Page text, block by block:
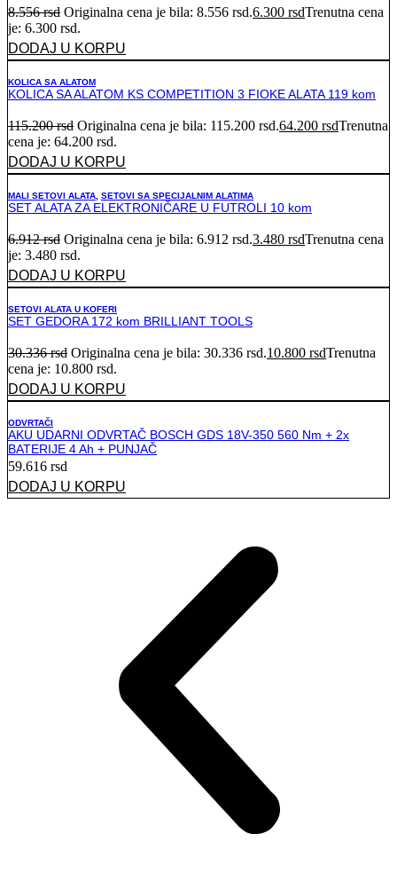
8.556rsd Originalna cena je bila: 8.556 rsd.6.300 rsdTrenutna cena
je: 6.300 rsd.
DODAJ U KORPU
KOLICA SA ALATOM
KOLICA SA ALATOM KS COMPETITION 3 FIOKE ALATA 119 kom
115.200rsd Originalna cena je bila: 115.200 rsd.64.200 rsdTrenutna
cena je: 64.200 rsd.
DODAJ U KORPU
MALI SETOVI ALATA SETOVI SA SPECIJALNIM ALATIMA
SET ALATA ZA ELEKTRONIČARE U FUTROLI 10 kom
6.912rsd Originalna cena je bila: 6.912 rsd.3.480 rsdTrenutna cena
je: 3.480 rsd.
DODAJ U KORPU
SETOVI ALATA U KOFERI
SET GEDORA 172 kom BRILLIANT TOOLS
30.336rsd Originalna cena je bila: 30.336 rsd.10.800 rsdTrenutna
cena je: 10.800 rsd.
DODAJ U KORPU
ODVRTAČI
AKU UDARNI ODVRTAČ BOSCH GDS 18V-350 560 Nm + 2x
BATERIJE 4 Ah + PUNJAČ
59.616 rsd
DODAJ U KORPU